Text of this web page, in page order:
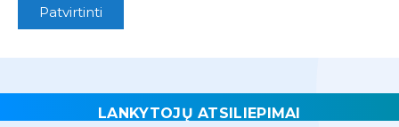
Patvirtinti
LANKYTOJŲ ATSILIEPIMAI